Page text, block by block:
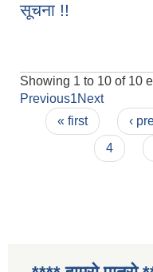
सूचना !!
Showing 1 to 10 of 10
Previous1Next
Pages
« first ‹
4